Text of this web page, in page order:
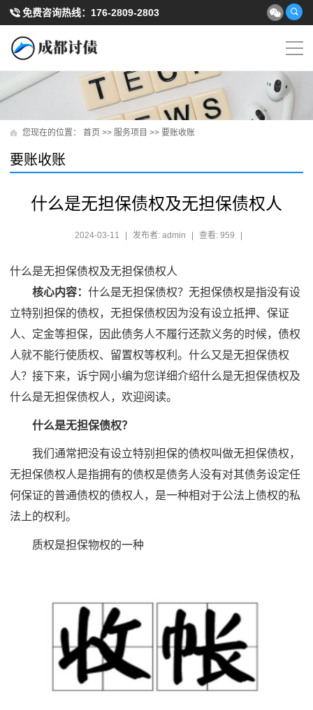
免费咨询热线： 176-2809-2803
您现在的位置： 首页 >> 服务项目 >> 要账收账
要账收账
什么是无担保债权及无担保债权人
2024-03-11 发布者: admin 查看: 959
什么是无担保债权及无担保债权人
核心内容： 什么是无担保债权？无担保债权是指没有设
立特别担保的债权，无担保债权因为没有设立抵押、保证
人、定金等担保，因此债务人不履行还款义务的时候，债权
人就不能行使质权、留置权等权利。什么又是无担保债权
人？接下来，诉宁网小编为您详细介绍什么是无担保债权及
什么是无担保债权人，欢迎阅读。
什么是无担保债权？
我们通常把没有设立特别担保的债权叫做无担保债权，
无担保债权人是指拥有的债权是债务人没有对其债务设定任
何保证的普通债权的债权人，是一种相对于公法上债权的私
法上的权利。
质权是担保物权的一种